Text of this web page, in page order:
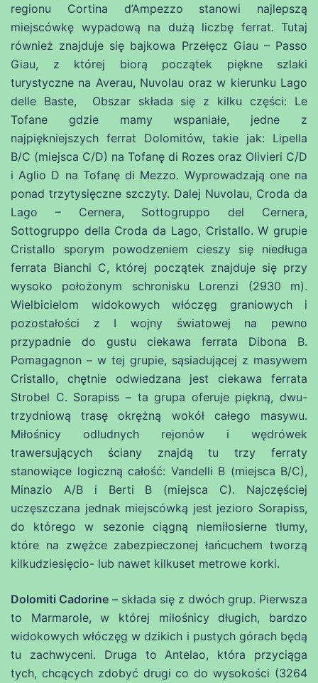
regionu Cortina d’Ampezzo stanowi najlepszą
miejscówkę wypadową na dużą liczbę ferrat. Tutaj
również znajduje się bajkowa Przełęcz Giau – Passo
Giau, z której biorą początek piękne szlaki
turystyczne na Averau, Nuvolau oraz w kierunku Lago
delle Baste, Obszar składa się z kilku części: Le
Tofane gdzie mamy wspaniałe, jedne z
najpiękniejszych ferrat Dolomitów, takie jak: Lipella
B/C (miejsca C/D) na Tofanę di Rozes oraz Olivieri C/D
i Aglio D na Tofanę di Mezzo. Wyprowadzają one na
ponad trzytysięczne szczyty. Dalej Nuvolau, Croda da
Lago – Cernera, Sottogruppo del Cernera,
Sottogruppo della Croda da Lago, Cristallo. W grupie
Cristallo sporym powodzeniem cieszy się niedługa
ferrata Bianchi C, której początek znajduje się przy
wysoko położonym schronisku Lorenzi (2930 m).
Wielbicielom widokowych włóczęg graniowych i
pozostałości z I wojny światowej na pewno
przypadnie do gustu ciekawa ferrata Dibona B.
Pomagagnon – w tej grupie, sąsiadującej z masywem
Cristallo, chętnie odwiedzana jest ciekawa ferrata
Strobel C. Sorapiss – ta grupa oferuje piękną, dwu-
trzydniową trasę okrężną wokół całego masywu.
Miłośnicy odludnych rejonów i wędrówek
trawersujących ściany znajdą tu trzy ferraty
stanowiące logiczną całość: Vandelli B (miejsca B/C),
Minazio A/B i Berti B (miejsca C). Najczęściej
uczęszczana jednak miejscówką jest jezioro Sorapiss,
do którego w sezonie ciągną niemiłosierne tłumy,
które na zwężce zabezpieczonej łańcuchem tworzą
kilkudziesięcio- lub nawet kilkuset metrowe korki.
Dolomiti Cadorine – składa się z dwóch grup. Pierwsza
to Marmarole, w której miłośnicy długich, bardzo
widokowych włóczęg w dzikich i pustych górach będą
tu zachwyceni. Druga to Antelao, która przyciąga
tych, chcących zdobyć drugi co do wysokości (3264